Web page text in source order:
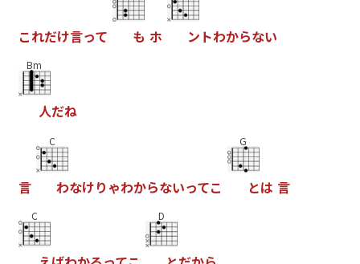
これだけ言って も ホ ン トわからない
Bm
人だね
言
C
わなけり ゃわからないってこ
G
とは 言
C D